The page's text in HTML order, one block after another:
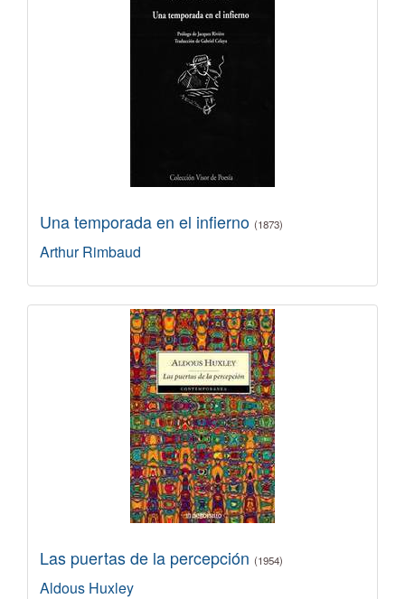
Una temporada en el infierno (1873)
Arthur Rimbaud
Las puertas de la percepción (1954)
Aldous Huxley